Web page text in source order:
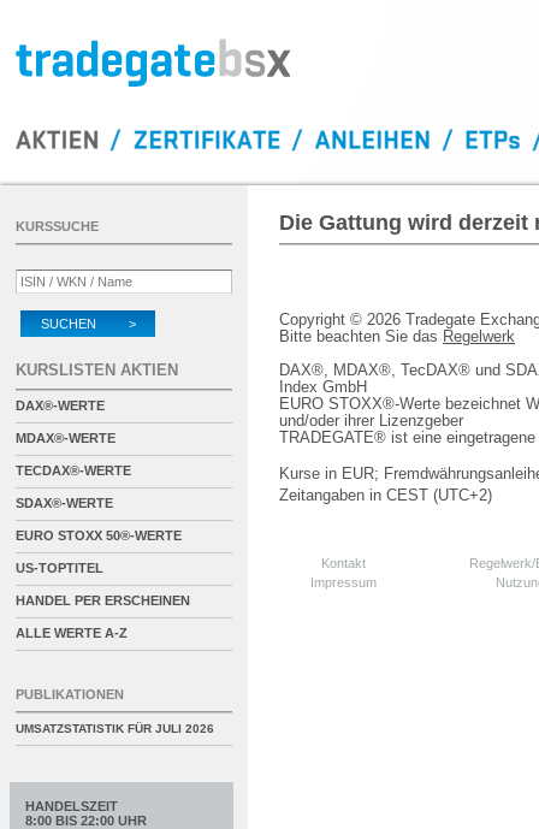
Die Gattung wird derzeit
Copyright © 2026 Tradegate
Bitte beachten Sie das Regelwerk
DAX®, MDAX®, TecDAX® und
Index GmbH
EURO STOXX®-Werte bezeichnet
und/oder ihrer Lizenzgeber
TRADEGATE® ist eine
Kurse in EUR;
Zeitangaben in CEST (UTC+2)
Kontakt
Impressum
KURSSUCHE
SUCHEN >
KURSLISTEN AKTIEN
DAX®-WERTE
MDAX®-WERTE
TECDAX®-WERTE
SDAX®-WERTE
EURO STOXX 50®-WERTE
US-TOPTITEL
HANDEL PER ERSCHEINEN
ALLE WERTE A-Z
PUBLIKATIONEN
UMSATZSTATISTIK FÜR JULI 2026
HANDELSZEIT
8:00 BIS 22:00 UHR